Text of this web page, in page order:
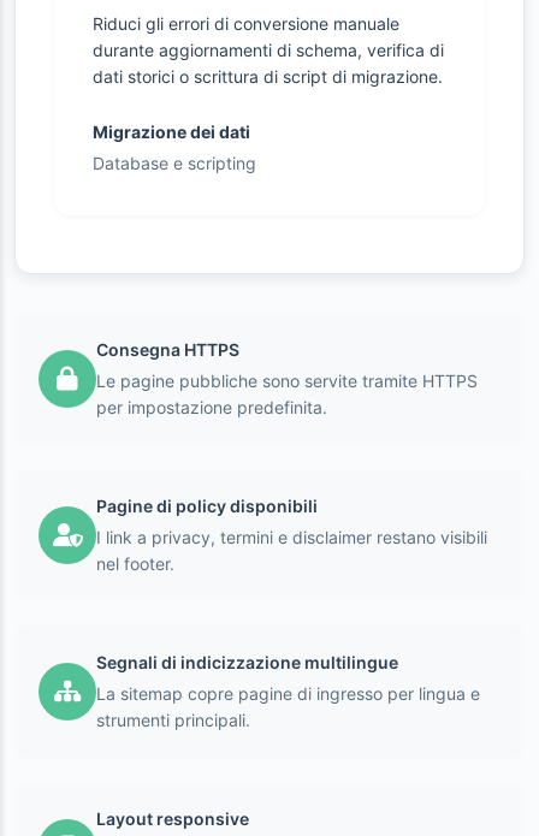
Riduci gli errori di conversione manuale
durante aggiornamenti di schema, verifica di
dati storici o scrittura di script di migrazione.
Migrazione dei dati
Database e scripting
Consegna HTTPS
Le pagine pubbliche sono servite tramite HTTPS
per impostazione predefinita.
Pagine di policy disponibili
I link a privacy, termini e disclaimer restano visibili
nel footer.
Segnali di indicizzazione multilingue
La sitemap copre pagine di ingresso per lingua e
strumenti principali.
Layout responsive